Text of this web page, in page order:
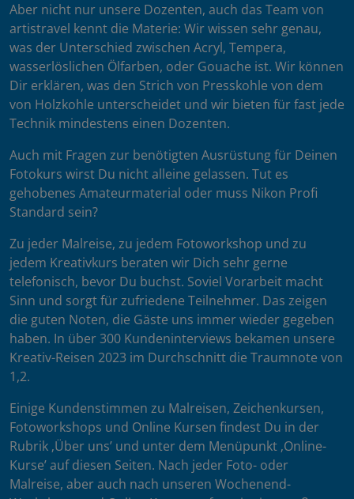
Aber nicht nur unsere Dozenten, auch das Team von
artistravel kennt die Materie: Wir wissen sehr genau,
was der Unterschied zwischen Acryl, Tempera,
wasserlöslichen Ölfarben, oder Gouache ist. Wir können
Dir erklären, was den Strich von Presskohle von dem
von Holzkohle unterscheidet und wir bieten für fast jede
Technik mindestens einen Dozenten.
Auch mit Fragen zur benötigten Ausrüstung für Deinen
Fotokurs wirst Du nicht alleine gelassen. Tut es
gehobenes Amateurmaterial oder muss Nikon Profi
Standard sein?
Zu jeder Malreise, zu jedem Fotoworkshop und zu
jedem Kreativkurs beraten wir Dich sehr gerne
telefonisch, bevor Du buchst. Soviel Vorarbeit macht
Sinn und sorgt für zufriedene Teilnehmer. Das zeigen
die guten Noten, die Gäste uns immer wieder gegeben
haben. In über 300 Kundeninterviews bekamen unsere
Kreativ-Reisen 2023 im Durchschnitt die Traumnote von
1,2.
Einige Kundenstimmen zu Malreisen, Zeichenkursen,
Fotoworkshops und Online Kursen findest Du in der
Rubrik ‚Über uns’ und unter dem Menüpunkt ‚Online-
Kurse’ auf diesen Seiten. Nach jeder Foto- oder
Malreise, aber auch nach unseren Wochenend-